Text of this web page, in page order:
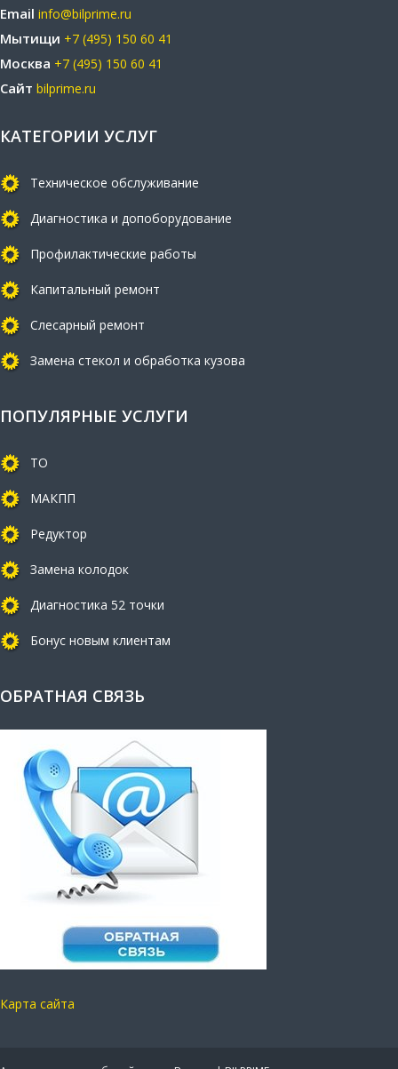
Email info@bilprime.ru
Мытищи +7 (495) 150 60 41
Москва +7 (495) 150 60 41
Сайт bilprime.ru
КАТЕГОРИИ УСЛУГ
Техническое обслуживание
Диагностика и допоборудование
Профилактические работы
Капитальный ремонт
Слесарный ремонт
Замена стекол и обработка кузова
ПОПУЛЯРНЫЕ УСЛУГИ
ТО
МАКПП
Редуктор
Замена колодок
Диагностика 52 точки
Бонус новым клиентам
ОБРАТНАЯ СВЯЗЬ
Карта сайта